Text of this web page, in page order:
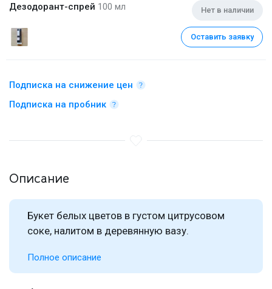
Дезодорант-спрей 100 мл Нет в наличии
Оставить заявку
Подписка на снижение цен
Подписка на пробник
Описание
Букет белых цветов в густом цитрусовом
соке, налитом в деревянную вазу.
Полное описание